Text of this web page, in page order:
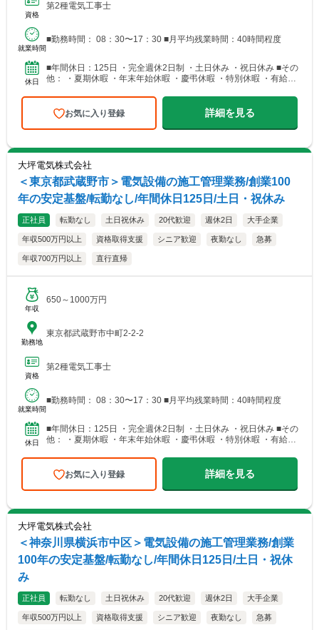
資格
第2種電気工事士
就業時間
■勤務時間： 08：30〜17：30 ■月平均残業時間：40時間程度
休日
■年間休日：125日 ・完全週休2日制 ・土日休み ・祝日休み ■その
他： ・夏期休暇 ・年末年始休暇 ・慶弔休暇 ・特別休暇 ・有給休
お気に入り登録 詳細を見る
大坪電気株式会社
＜東京都武蔵野市＞電気設備の施工管理業務/創業100
年の安定基盤/転勤なし/年間休日125日/土日・祝休み
正社員 転勤なし 土日祝休み 20代歓迎 週休2日 大手企業
年収500万円以上 資格取得支援 シニア歓迎 夜勤なし 急募
年収700万円以上 直行直帰
年収
650～1000万円
勤務地
東京都武蔵野市中町2-2-2
資格
第2種電気工事士
就業時間
■勤務時間： 08：30〜17：30 ■月平均残業時間：40時間程度
休日
■年間休日：125日 ・完全週休2日制 ・土日休み ・祝日休み ■その
他： ・夏期休暇 ・年末年始休暇 ・慶弔休暇 ・特別休暇 ・有給休
お気に入り登録 詳細を見る
大坪電気株式会社
＜神奈川県横浜市中区＞電気設備の施工管理業務/創業
100年の安定基盤/転勤なし/年間休日125日/土日・祝休
み
正社員 転勤なし 土日祝休み 20代歓迎 週休2日 大手企業
年収500万円以上 資格取得支援 シニア歓迎 夜勤なし 急募